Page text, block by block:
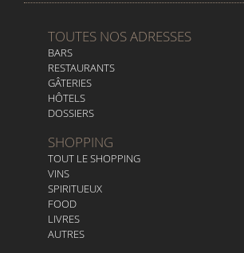
TOUTES NOS ADRESSES
BARS
RESTAURANTS
GÂTERIES
HÔTELS
DOSSIERS
SHOPPING
TOUT LE SHOPPING
VINS
SPIRITUEUX
FOOD
LIVRES
AUTRES